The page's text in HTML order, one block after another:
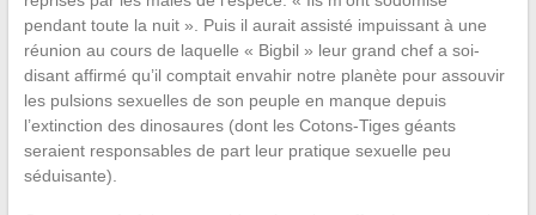
pendant toute la nuit ». Puis il aurait assisté impuissant à une
réunion au cours de laquelle « Bigbil » leur grand chef a soi-
disant affirmé qu’il comptait envahir notre planète pour assouvir
les pulsions sexuelles de son peuple en manque depuis
l’extinction des dinosaures (dont les Cotons-Tiges géants
seraient responsables de part leur pratique sexuelle peu
séduisante).